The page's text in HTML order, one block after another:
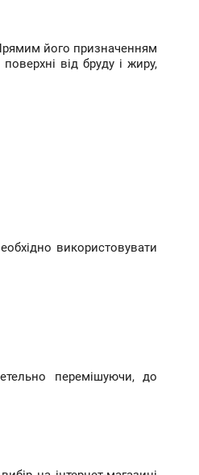
його призначенням
від бруду і жиру,
використовувати
перемішуючи, до